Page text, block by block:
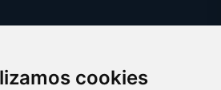
cookies